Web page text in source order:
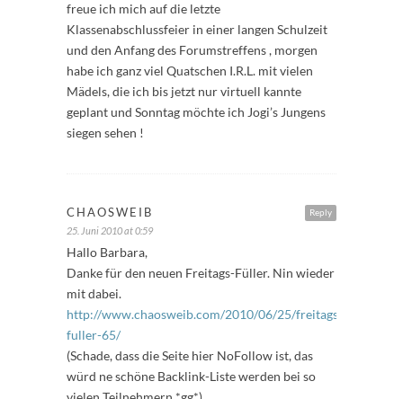
freue ich mich auf die letzte
Klassenabschlussfeier in einer langen Schulzeit
und den Anfang des Forumstreffens , morgen
habe ich ganz viel Quatschen I.R.L. mit vielen
Mädels, die ich bis jetzt nur virtuell kannte
geplant und Sonntag möchte ich Jogi’s Jungens
siegen sehen !
Reply
CHAOSWEIB
25. Juni 2010 at 0:59
Hallo Barbara,
Danke für den neuen Freitags-Füller. Nin wieder
mit dabei.
http://www.chaosweib.com/2010/06/25/freitags-
fuller-65/
(Schade, dass die Seite hier NoFollow ist, das
würd ne schöne Backlink-Liste werden bei so